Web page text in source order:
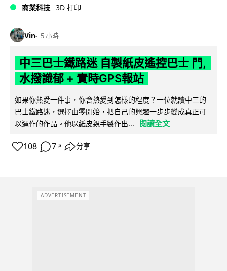
商業科技 3D 打印
Vin 5 小時
中三巴士鐵路迷 自製紙皮遙控巴士 門,
水撥識郁 + 實時GPS報站
如果你熱愛一件事，你會熱愛到怎樣的程度？一位就讀中三的
巴士鐵路迷，選擇由零開始，把自己的興趣一步步變成真正可
以運作的作品。他以紙皮親手製作出...
閱讀全文
108 7 ↗ 分享
ADVERTISEMENT